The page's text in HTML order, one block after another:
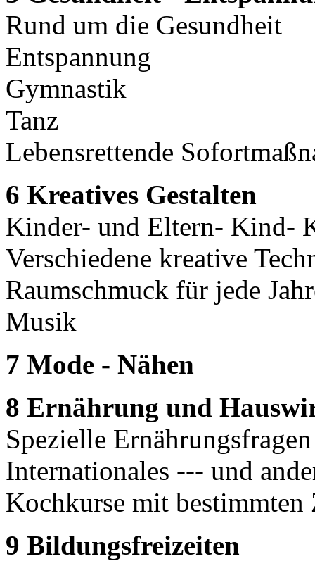
Rund um die Gesundheit
Entspannung
Gymnastik
Tanz
Lebensrettende
6 Kreatives Gestalten
Kinder- und Eltern- Kind-
Verschiedene kreative
Raumschmuck für jede
Musik
7 Mode - Nähen
8 Ernährung und
Spezielle Ernährungsfragen
Internationales --- und
Kochkurse mit bestimmten
9 Bildungsfreizeiten